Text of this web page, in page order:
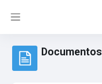
Documentos